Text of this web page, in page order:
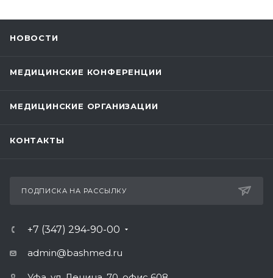
НОВОСТИ
МЕДИЦИНСКИЕ КОНФЕРЕНЦИИ
МЕДИЦИНСКИЕ ОРГАНИЗАЦИИ
КОНТАКТЫ
ПОДПИСКА НА РАССЫЛКУ
+7 (347) 294-90-00
admin@bashmed.ru